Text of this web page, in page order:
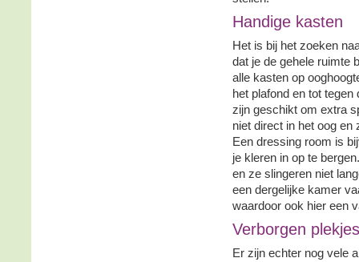
Handige kasten
Het is bij het zoeken
dat je de gehele ruimte
alle kasten op
het plafond en tot
zijn geschikt om extra
niet direct in het oog
Een dressing room is
je kleren in op te
en ze slingeren niet
een dergelijke kamer
waardoor ook hier een
Verborgen plekjes
Er zijn echter nog vele